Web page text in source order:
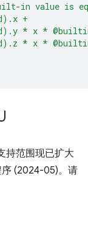
in value is
+
* x *
* x *
持范围现已扩大
序 (2024-05)。请